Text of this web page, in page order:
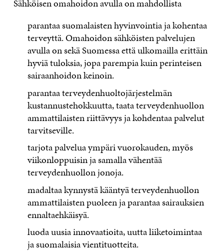
Sähköisen omahoidon avulla on mahdollista
parantaa suomalaisten hyvinvointia ja kohentaa
terveyttä. Omahoidon sähköisten palvelujen
avulla on sekä Suomessa että ulkomailla erittäin
hyviä tuloksia, jopa parempia kuin perinteisen
sairaanhoidon keinoin.
parantaa terveydenhuoltojärjestelmän
kustannustehokkuutta, taata terveydenhuollon
ammattilaisten riittävyys ja kohdentaa palvelut
tarvitseville.
tarjota palvelua ympäri vuorokauden, myös
viikonloppuisin ja samalla vähentää
terveydenhuollon jonoja.
madaltaa kynnystä kääntyä terveydenhuollon
ammattilaisten puoleen ja parantaa sairauksien
ennaltaehkäisyä.
luoda uusia innovaatioita, uutta liiketoimintaa
ja suomalaisia vientituotteita.